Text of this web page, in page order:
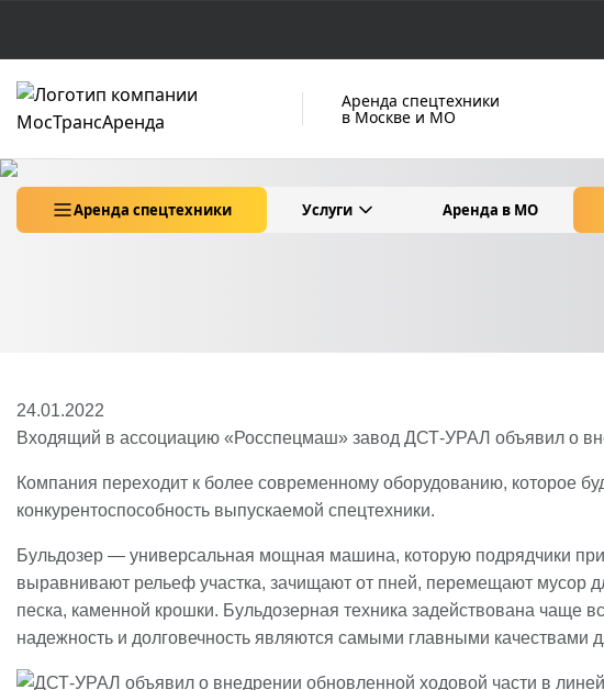
Аренда спецтехники
в Москве и МО
Аренда спецтехники Услуги Аренда в МО
24.01.2022
Входящий в ассоциацию «Росспецмаш» завод ДСТ-УРАЛ объявил о
Компания переходит к более современному оборудованию, которое
конкурентоспособность выпускаемой спецтехники.
Бульдозер — универсальная мощная машина, которую подрядчики
выравнивают рельеф участка, зачищают от пней, перемещают мусор
песка, каменной крошки. Бульдозерная техника задействована
надежность и долговечность являются самыми главными качествами